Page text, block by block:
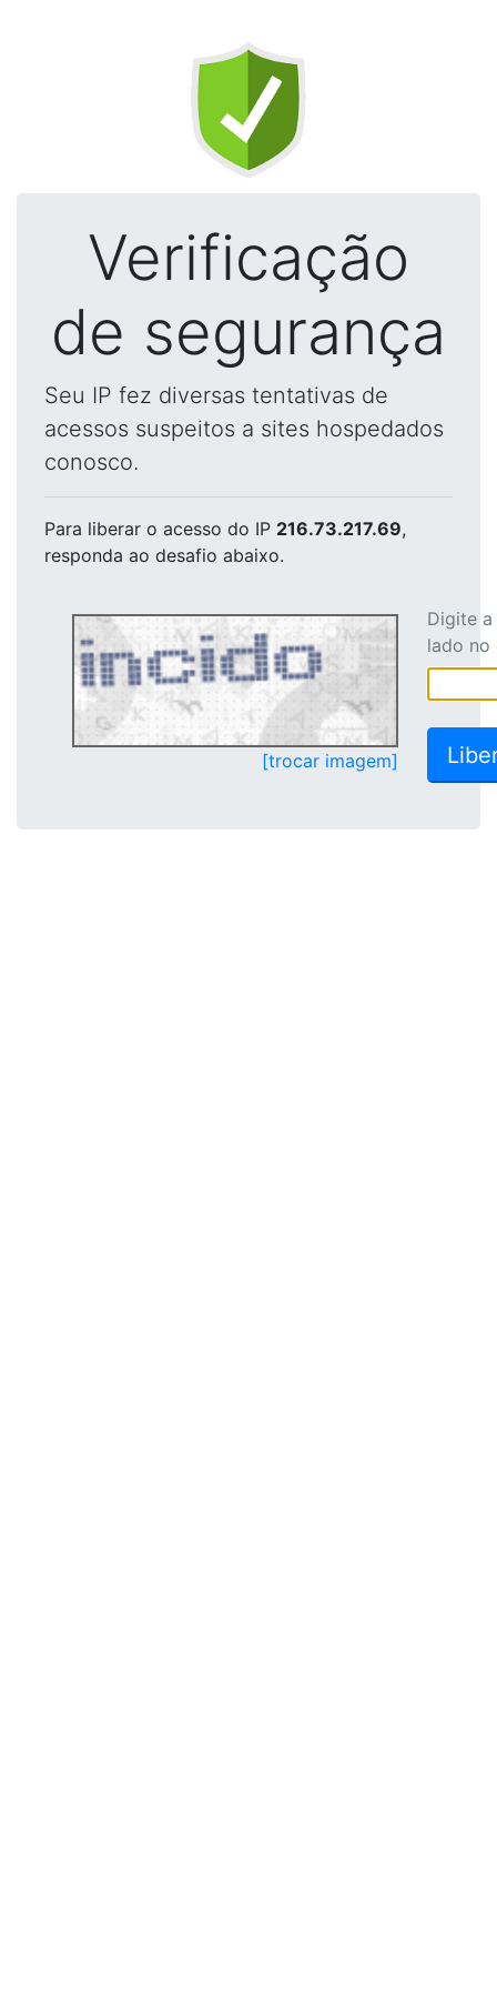
Verificação
de segurança
Seu IP fez diversas tentativas de
acessos suspeitos a sites hospedados
conosco.
Para liberar o acesso do IP 216.73.217.69,
responda ao desafio abaixo.
[trocar imagem]
Digite
lado no